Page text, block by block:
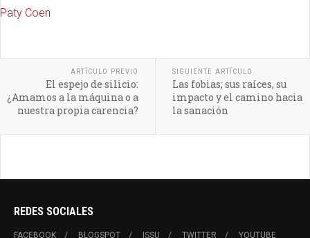
Paty Coen
ARTÍCULO PREVIO
El espejo de silicio:
¿Amamos a la máquina o a
nuestra propia carencia?
SIGUIENTE ARTÍCULO
Las fobias; sus raíces, su
impacto y el camino hacia
la sanación
REDES SOCIALES
FACEBOOK BLOGSPOT ISSU TWITTER YOUTUBE